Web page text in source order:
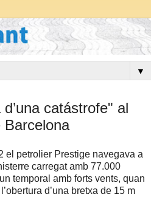
▼
catástrofe" al
Barcelona
el petrolier Prestige navegava a
carregat amb 77.000
temporal amb forts vents, quan
d’una bretxa de 15 m